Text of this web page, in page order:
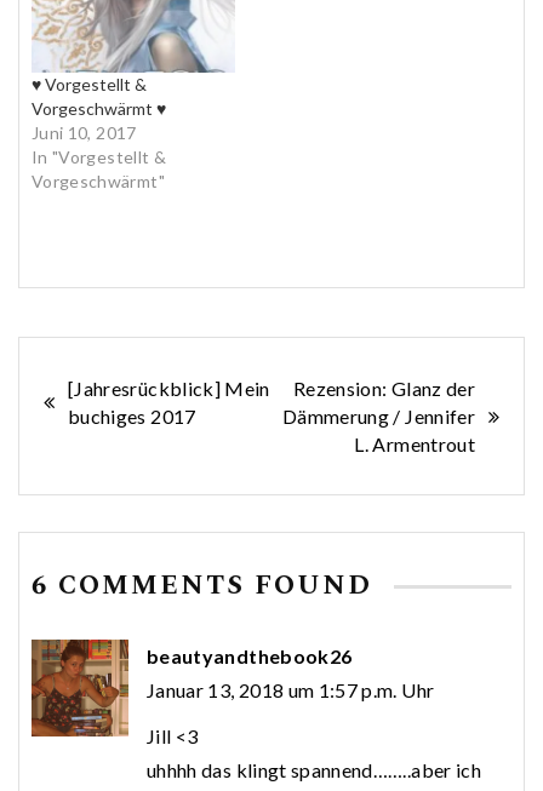
♥ Vorgestellt &
Vorgeschwärmt ♥
Juni 10, 2017
In "Vorgestellt &
Vorgeschwärmt"
Beitragsnavigation
[Jahresrückblick] Mein
buchiges 2017
Rezension: Glanz der
Dämmerung / Jennifer
L. Armentrout
6 COMMENTS FOUND
beautyandthebook26
Januar 13, 2018 um 1:57 p.m. Uhr
Jill <3
uhhhh das klingt spannend……..aber ich